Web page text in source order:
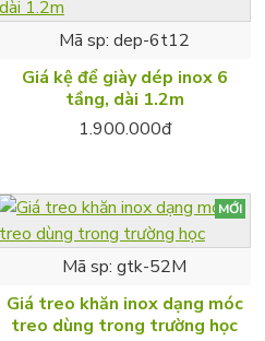
Mã sp: dep-6t12
Giá kệ để giày dép inox 6
tầng, dài 1.2m
1.900.000đ
MỚI
Mã sp: gtk-52M
Giá treo khăn inox dạng móc
treo dùng trong trường học